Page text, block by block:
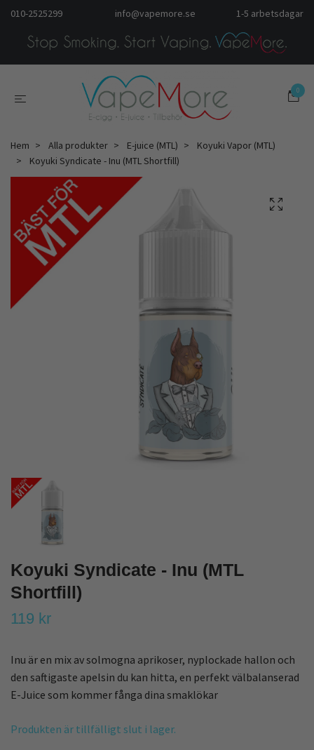
010-2525299 info@vapemore.se 1-5 arbetsdagar
0
Hem Alla produkter E-juice (MTL)
Koyuki Vapor (MTL)
Koyuki Syndicate - Inu (MTL Shortfill)
Koyuki Syndicate - Inu (MTL
Shortfill)
119 kr
Inu är en mix av solmogna aprikoser, nyplockade hallon och
den saftigaste apelsin du kan hitta, en perfekt välbalanserad
E-Juice som kommer fånga dina smaklökar
Produkten är tillfälligt slut i lager.